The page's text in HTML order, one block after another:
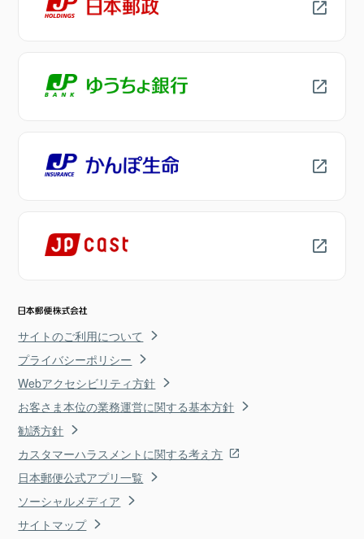
サイトのご利用について
プライバシーポリシー
Webアクセシビリティ方針
お客さま本位の業務運営に関する基本方針
勧誘方針
カスタマーハラスメントに関する考え方
日本郵便公式アプリ一覧
ソーシャルメディア
サイトマップ